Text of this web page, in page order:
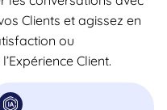
Clients et agissez en
ou
Client.